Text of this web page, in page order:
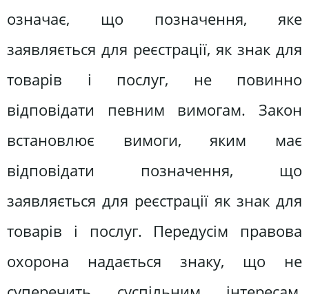
означає, що позначення, яке
заявляється для реєстрації, як знак для
товарів і послуг, не повинно
відповідати певним вимогам. Закон
встановлює вимоги, яким має
відповідати позначення, що
заявляється для реєстрації як знак для
товарів і послуг. Передусім правова
охорона надається знаку, що не